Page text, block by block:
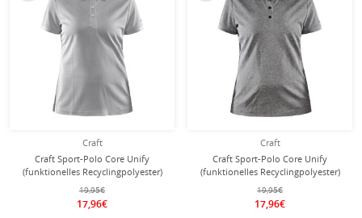
Craft
Craft Sport-Polo Core Unify
(funktionelles Recyclingpolyester)
hellgrau Damen
19,95€
17,96€
Craft
Craft Sport-Polo Core Unify
(funktionelles Recyclingpolyester)
dunkelgrau Damen
19,95€
17,96€